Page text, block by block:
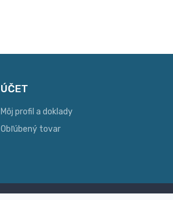
ÚČET
Môj profil a doklady
Obľúbený tovar